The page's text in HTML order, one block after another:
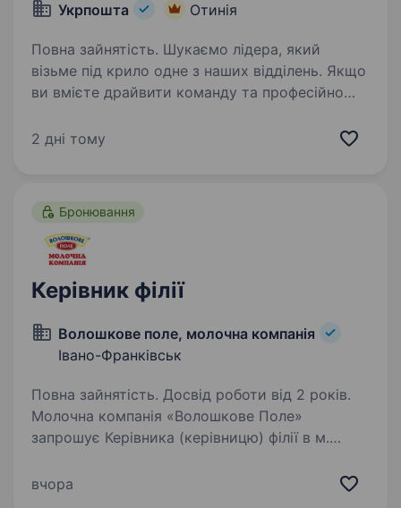
Укрпошта Отинія
Повна зайнятість. Шукаємо лідера, який
візьме під крило одне з наших відділень. Якщо
ви вмієте драйвити команду та професійно
на вас. Ваша роль у команді: Керувати
2 дні тому
Бронювання
Керівник філії
Волошкове поле, молочна компанія
Івано-Франківськ
Повна зайнятість. Досвід роботи від 2 років.
Молочна компанія «Волошкове Поле»
запрошує Керівника (керівницю) філії в м.
працевлаштування; можливість бронювання;
вчора